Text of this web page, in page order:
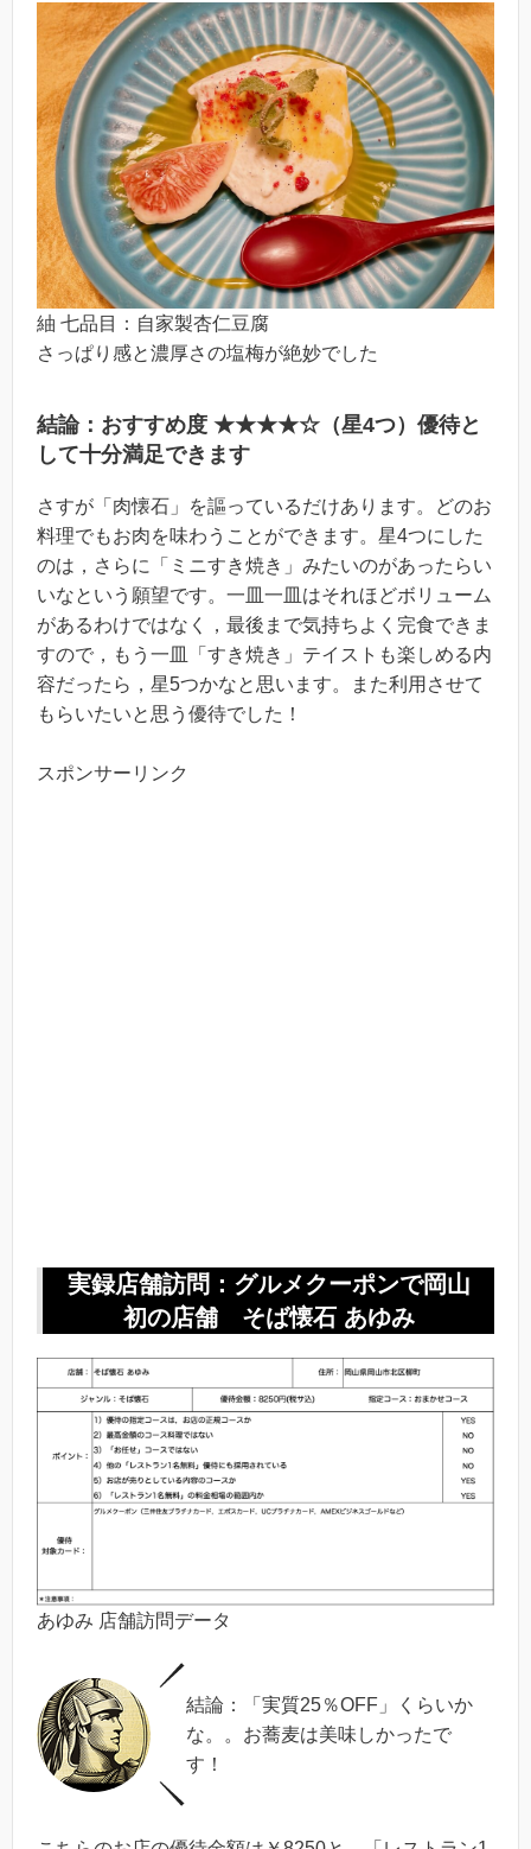
紬 七品目：自家製杏仁豆腐
さっぱり感と濃厚さの塩梅が絶妙でした
結論：おすすめ度 ★★★★☆（星4つ）優待と
して十分満足できます
さすが「肉懐石」を謳っているだけあります。どのお
料理でもお肉を味わうことができます。星4つにした
のは，さらに「ミニすき焼き」みたいのがあったらい
いなという願望です。一皿一皿はそれほどボリューム
があるわけではなく，最後まで気持ちよく完食できま
すので，もう一皿「すき焼き」テイストも楽しめる内
容だったら，星5つかなと思います。また利用させて
もらいたいと思う優待でした！
スポンサーリンク
実録店舗訪問：グルメクーポンで岡山
初の店舗 そば懐石 あゆみ
あゆみ 店舗訪問データ
結論：「実質25％OFF」くらいか
な。。お蕎麦は美味しかったで
す！